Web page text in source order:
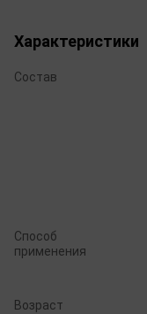
Характеристики
Состав
Способ
применения
Возраст